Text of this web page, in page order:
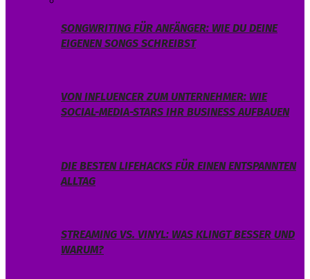
SONGWRITING FÜR ANFÄNGER: WIE DU DEINE
EIGENEN SONGS SCHREIBST
VON INFLUENCER ZUM UNTERNEHMER: WIE
SOCIAL-MEDIA-STARS IHR BUSINESS AUFBAUEN
DIE BESTEN LIFEHACKS FÜR EINEN ENTSPANNTEN
ALLTAG
STREAMING VS. VINYL: WAS KLINGT BESSER UND
WARUM?